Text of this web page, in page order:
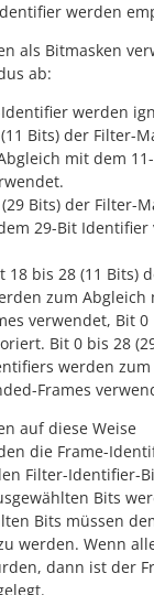
werden
als Bitmasken
ab:
werden
Bits) der Filter-
mit dem
Bits) der Filter-
29-Bit Identifier
bis 28 (11 Bits)
zum Abgleich
verwendet, Bit 0
Bit 0 bis 28
werden
Frames
auf diese Weise
die Frame-
Filter-Identifier-
Bits
Bits müssen
werden. Wenn
dann ist der